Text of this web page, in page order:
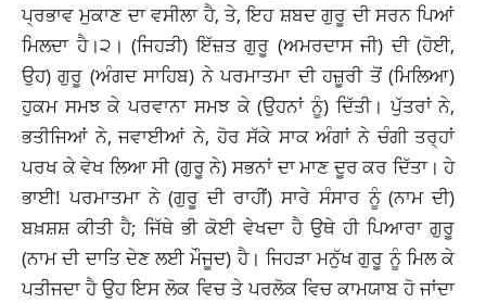
ਪ੍ਰਭਾਵ ਮੁਕਾਣ ਦਾ ਵਸੀਲਾ ਹੈ, ਤੇ, ਇਹ ਸ਼ਬਦ ਗੁਰੂ ਦੀ ਸਰਨ ਪਿਆਂ
ਮਿਲਦਾ ਹੈ।੨। (ਜਿਹੜੀ) ਇੱਜ਼ਤ ਗੁਰੂ (ਅਮਰਦਾਸ ਜੀ) ਦੀ (ਹੋਈ,
ਉਹ) ਗੁਰੂ (ਅੰਗਦ ਸਾਹਿਬ) ਨੇ ਪਰਮਾਤਮਾ ਦੀ ਹਜ਼ੂਰੀ ਤੋਂ (ਮਿਲਿਆ)
ਹੁਕਮ ਸਮਝ ਕੇ ਪਰਵਾਨਾ ਸਮਝ ਕੇ (ਉਹਨਾਂ ਨੂੰ) ਦਿੱਤੀ। ਪੁੱਤਰਾਂ ਨੇ,
ਭਤੀਜਿਆਂ ਨੇ, ਜਵਾਈਆਂ ਨੇ, ਹੋਰ ਸੱਕੇ ਸਾਕ ਅੰਗਾਂ ਨੇ ਚੰਗੀ ਤਰ੍ਹਾਂ
ਪਰਖ ਕੇ ਵੇਖ ਲਿਆ ਸੀ (ਗੁਰੂ ਨੇ) ਸਭਨਾਂ ਦਾ ਮਾਣ ਦੂਰ ਕਰ ਦਿੱਤਾ। ਹੇ
ਭਾਈ! ਪਰਮਾਤਮਾ ਨੇ (ਗੁਰੂ ਦੀ ਰਾਹੀਂ) ਸਾਰੇ ਸੰਸਾਰ ਨੂੰ (ਨਾਮ ਦੀ)
ਬਖ਼ਸ਼ਸ਼ ਕੀਤੀ ਹੈ; ਜਿੱਥੇ ਭੀ ਕੋਈ ਵੇਖਦਾ ਹੈ ਉਥੇ ਹੀ ਪਿਆਰਾ ਗੁਰੂ
(ਨਾਮ ਦੀ ਦਾਤਿ ਦੇਣ ਲਈ ਮੌਜੂਦ) ਹੈ। ਜਿਹੜਾ ਮਨੁੱਖ ਗੁਰੂ ਨੂੰ ਮਿਲ ਕੇ
ਪਤੀਜਦਾ ਹੈ ਉਹ ਇਸ ਲੋਕ ਵਿਚ ਤੇ ਪਰਲੋਕ ਵਿਚ ਕਾਮਯਾਬ ਹੋ ਜਾਂਦਾ